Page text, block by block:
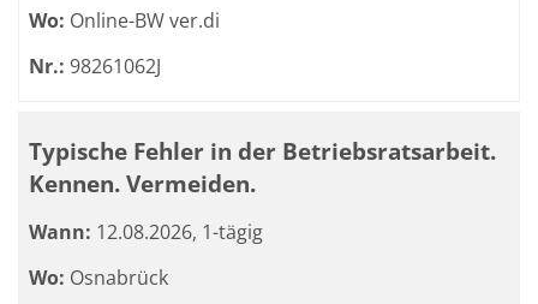
Wo: Online-BW ver.di
Nr.: 98261062J
Typische Fehler in der Betriebsratsarbeit.
Kennen. Vermeiden.
Wann: 12.08.2026, 1-tägig
Wo: Osnabrück